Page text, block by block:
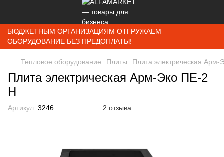
БЮДЖЕТНЫМ ОРГАНИЗАЦИЯМ ОТГРУЖАЕМ
ОБОРУДОВАНИЕ БЕЗ ПРЕДОПЛАТЫ!
Тепловое оборудование Плиты Плита электрическая
Плита электрическая Арм-Эко ПЕ-2
Н
Артикул: 3246 2 отзыва